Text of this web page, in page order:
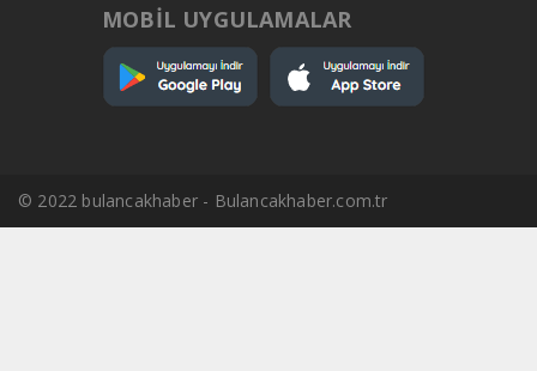
MOBİL UYGULAMALAR
© 2022 bulancakhaber - Bulancakhaber.com.tr